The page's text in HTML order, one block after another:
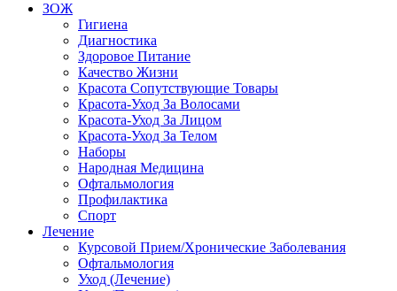
ЗОЖ
Гигиена
Диагностика
Здоровое Питание
Качество Жизни
Красота Сопутствующие Товары
Красота-Уход За Волосами
Красота-Уход За Лицом
Красота-Уход За Телом
Наборы
Народная Медицина
Офтальмология
Профилактика
Спорт
Лечение
Курсовой Прием/Хронические Заболевания
Офтальмология
Уход (Лечение)